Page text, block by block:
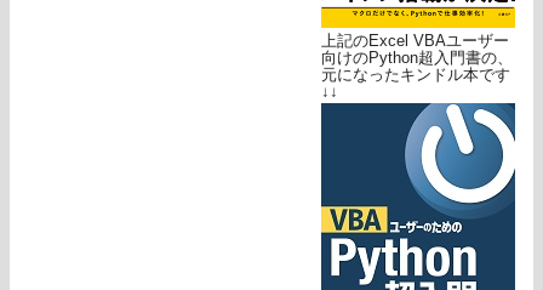
上記のExcel VBAユーザー
向けのPython超入門書の、
元になったキンドル本です
↓↓